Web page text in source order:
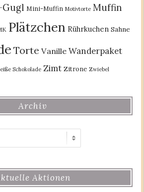
Mini-Muffin Motivtorte Muffin
Plätzchen Rührkuchen Sahne
Torte Vanille Wanderpaket
Schokolade Zimt Zitrone Zwiebel
Archiv
Aktionen